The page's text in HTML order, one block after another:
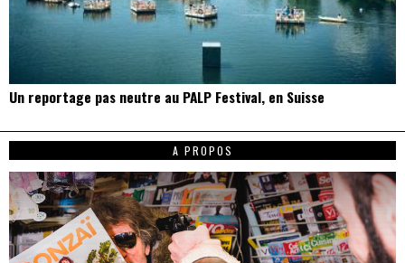
Un reportage pas neutre au PALP Festival, en Suisse
A PROPOS